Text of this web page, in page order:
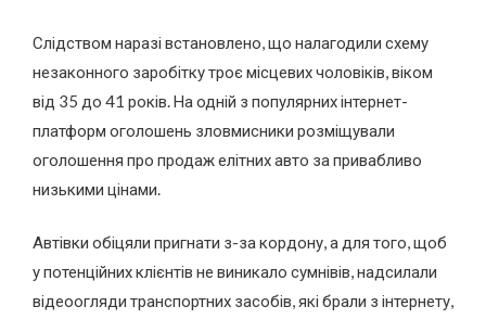
Слідством наразі встановлено, що налагодили схему
незаконного заробітку троє місцевих чоловіків, віком
від 35 до 41 років. На одній з популярних інтернет-
платформ оголошень зловмисники розміщували
оголошення про продаж елітних авто за привабливо
низькими цінами.
Автівки обіцяли пригнати з-за кордону, а для того, щоб
у потенційних клієнтів не виникало сумнівів, надсилали
відеоогляди транспортних засобів, які брали з інтернету,